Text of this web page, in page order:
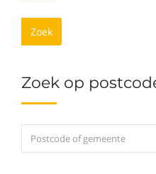
Zoek
Zoek op